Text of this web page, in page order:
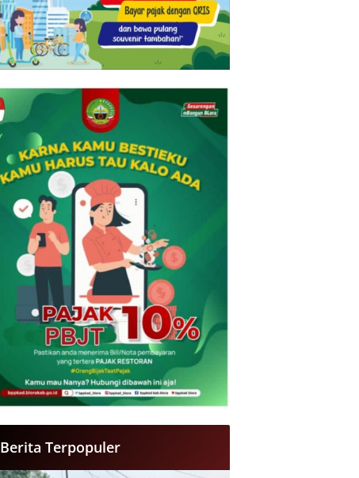
Berita Terpopuler